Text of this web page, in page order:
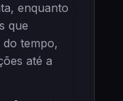
enquanto
que
tempo,
até a